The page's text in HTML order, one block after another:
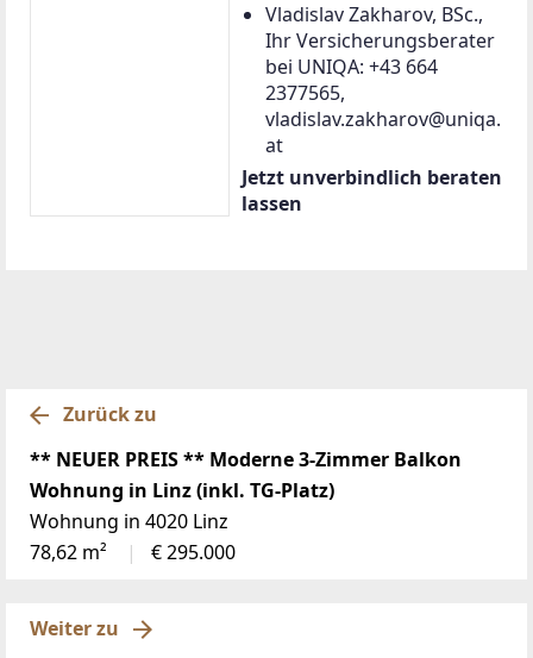
Vladislav Zakharov, BSc.,
Ihr Versicherungsberater
bei UNIQA: +43 664
2377565,
vladislav.zakharov@uniqa.
at
Jetzt unverbindlich beraten
lassen
Zurück zu
** NEUER PREIS ** Moderne 3-Zimmer Balkon
Wohnung in Linz (inkl. TG-Platz)
Wohnung in 4020 Linz
78,62 m²
€ 295.000
Weiter zu